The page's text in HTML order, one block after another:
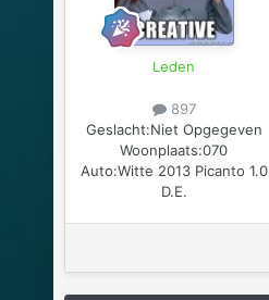
Leden
897
Geslacht:Niet Opgegeven
Woonplaats:070
Auto:Witte 2013 Picanto 1.0
D.E.